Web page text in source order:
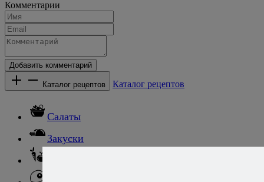
Комментарии
Добавить комментарий
Каталог рецептов Каталог рецептов
Салаты
Закуски